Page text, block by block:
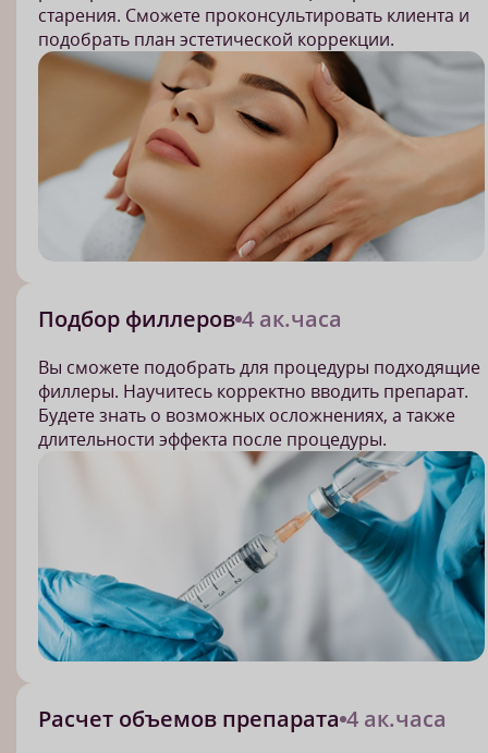
старения. Сможете проконсультировать клиента и
подобрать план эстетической коррекции.
Подбор филлеров 4 ак.часа
Вы сможете подобрать для процедуры подходящие
филлеры. Научитесь корректно вводить препарат.
Будете знать о возможных осложнениях, а также
длительности эффекта после процедуры.
Расчет объемов препарата 4 ак.часа